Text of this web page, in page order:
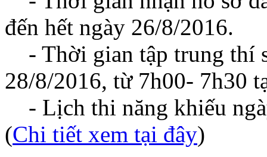
đến hết ngày 26/8/2016.
- Thời gian tập trung thí
28/8/2016, từ 7h00- 7h30
- Lịch thi năng khiếu
(Chi tiết xem tại đây)